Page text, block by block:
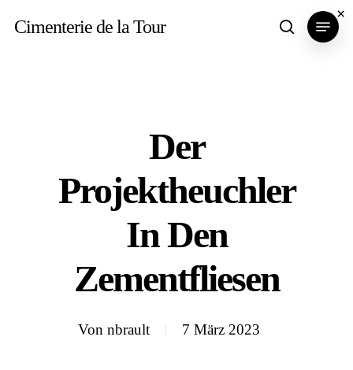
Cimenterie de la Tour search
Menu
Der
Projektheuchler
In Den
Zementfliesen
Von nbrault 7 März 2023
×